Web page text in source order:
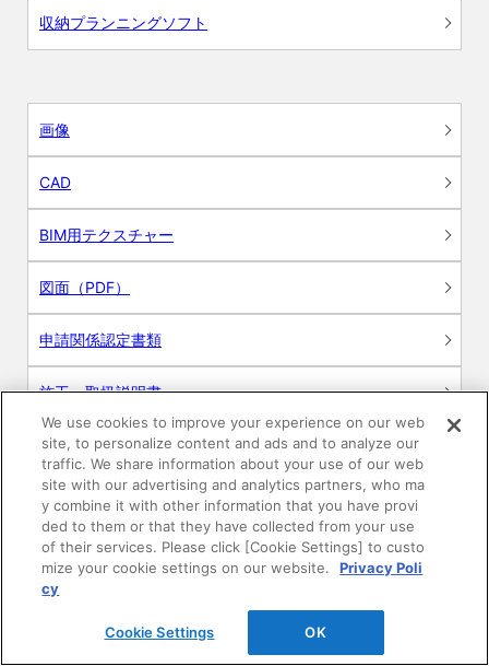
収納プランニングソフト
画像
CAD
BIM用テクスチャー
図面（PDF）
申請関係認定書類
施工・取扱説明書
動画
シミュレーションツール
24時間換気システム〈エアスマート〉
簡易設計見積ソフト
R&Dセンター環境測定・分析サービス
We use cookies to improve your experience on our web
site, to personalize content and ads and to analyze our
traffic. We share information about your use of our web
site with our advertising and analytics partners, who ma
y combine it with other information that you have provi
ded to them or that they have collected from your use
of their services. Please click [Cookie Settings] to custo
mize your cookie settings on our website.
Privacy Poli
cy
Cookie Settings OK